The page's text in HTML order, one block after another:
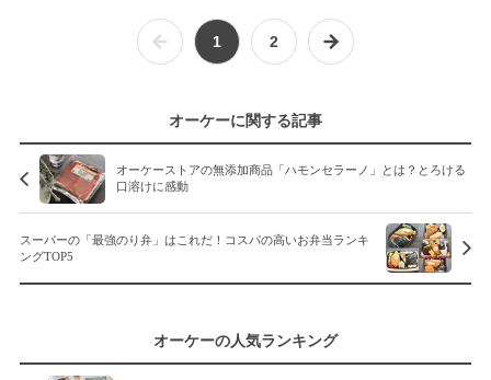
1 2
オーケーに関する記事
オーケーストアの無添加商品「ハモンセラーノ」とは？とろける
口溶けに感動
スーパーの「最強のり弁」はこれだ！コスパの高いお弁当ランキ
ングTOP5
オーケーの人気ランキング